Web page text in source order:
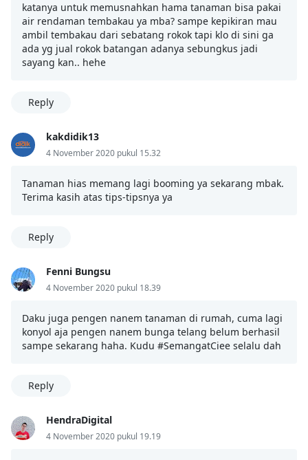
katanya untuk memusnahkan hama tanaman bisa pakai
air rendaman tembakau ya mba? sampe kepikiran mau
ambil tembakau dari sebatang rokok tapi klo di sini ga
ada yg jual rokok batangan adanya sebungkus jadi
sayang kan.. hehe
Reply
kakdidik13
4 November 2020 pukul 15.32
Tanaman hias memang lagi booming ya sekarang mbak.
Terima kasih atas tips-tipsnya ya
Reply
Fenni Bungsu
4 November 2020 pukul 18.39
Daku juga pengen nanem tanaman di rumah, cuma lagi
konyol aja pengen nanem bunga telang belum berhasil
sampe sekarang haha. Kudu #SemangatCiee selalu dah
Reply
HendraDigital
4 November 2020 pukul 19.19